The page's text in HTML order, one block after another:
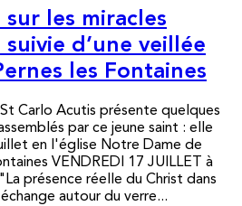
les miracles
d’une veillée
les Fontaines
Carlo Acutis présente quelques
par ce jeune saint : elle
en l'église Notre Dame de
VENDREDI 17 JUILLET à
présence réelle du Christ dans
autour du verre...